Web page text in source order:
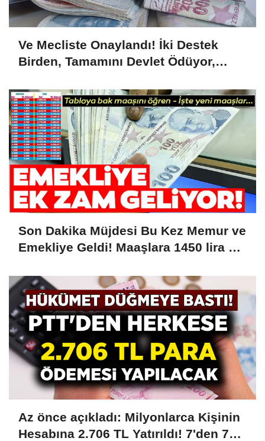
Ve Mecliste Onaylandı! İki Destek
Birden, Tamamını Devlet Ödüyor,
Son Dakika Müjdesi Bu Kez Memur ve
Emekliye Geldi! Maaşlara 1450 lira Ek
Az önce açıkladı: Milyonlarca Kişinin
Hesabına 2.706 TL Yatırıldı! 7'den 70'e